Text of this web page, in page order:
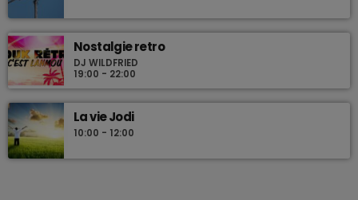
Nostalgie retro
DJ WILDFRIED
19:00 - 22:00
La vie Jodi
10:00 - 12:00